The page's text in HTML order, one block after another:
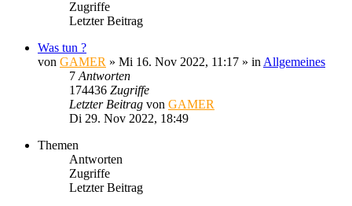
Zugriffe
Letzter Beitrag
Was tun ?
von GAMER » Mi 16. Nov 2022, 11:17 » in Allgemeines
7 Antworten
174436 Zugriffe
Letzter Beitrag von GAMER
Di 29. Nov 2022, 18:49
Themen
Antworten
Zugriffe
Letzter Beitrag